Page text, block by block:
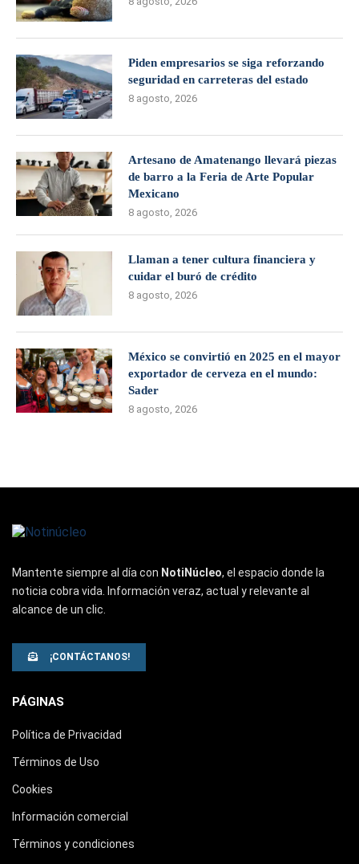
Piden empresarios se siga reforzando
seguridad en carreteras del estado
8 agosto, 2026
Artesano de Amatenango llevará piezas
de barro a la Feria de Arte Popular
Mexicano
8 agosto, 2026
Llaman a tener cultura financiera y
cuidar el buró de crédito
8 agosto, 2026
México se convirtió en 2025 en el mayor
exportador de cerveza en el mundo:
Sader
8 agosto, 2026
Mantente siempre al día con NotiNúcleo, el espacio donde la
noticia cobra vida. Información veraz, actual y relevante al
alcance de un clic.
¡CONTÁCTANOS!
PÁGINAS
Política de Privacidad
Términos de Uso
Cookies
Información comercial
Términos y condiciones